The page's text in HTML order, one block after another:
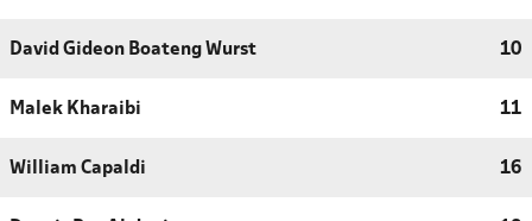
David Gideon Boateng Wurst 10
Malek Kharaibi 11
William Capaldi 16